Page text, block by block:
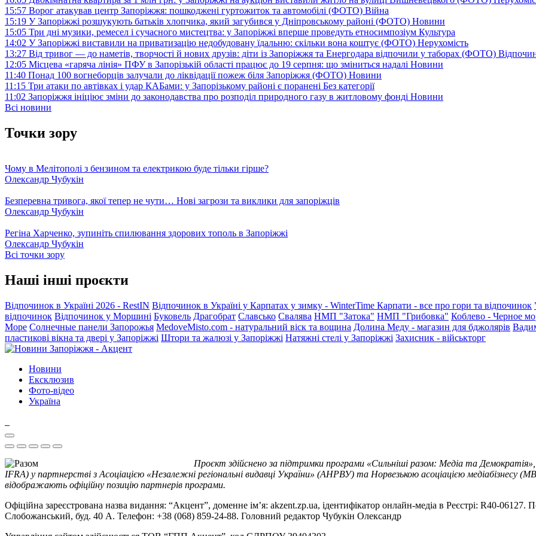
15:57 Ворог атакував центр Запоріжжя: пошкоджені гуртожиток та автомобілі (ФОТО) Війна
15:19 У Запоріжжі розшукують батьків хлопчика, який загубився у Дніпровському районі (ФОТО) Новини
15:05 Три дні музики, ремесел і сучасного мистецтва: у Запоріжжі вперше проведуть етносимпозіум Культура
14:02 У Запоріжжі виставили на приватизацію недобудовану їдальню: скільки вона коштує (ФОТО) Нерухомість
13:27 Від тривог — до наметів, творчості й нових друзів: діти із Запоріжжя та Енергодара відпочили у таборах (ФОТО)
12:05 Місцева «гаряча лінія» ПФУ в Запорізькій області працює до 19 серпня: що зміниться надалі Новини
11:40 Понад 100 вогнеборців залучали до ліквідації пожеж біля Запоріжжя (ФОТО) Новини
11:15 Три атаки по автівках і удар КАБами: у Запорізькому районі є поранені Без категорії
11:02 Запоріжжя ініціює зміни до законодавства про розподіл природного газу в житловому фонді Новини
Всі новини
Точки зору
Чому в Мелітополі з бензином та електрикою буде тільки гірше?
Олександр Чубукін
Безперевна тривога, якої тепер не чути… Нові загрози та виклики для запоріжців
Олександр Чубукін
Регіна Харченко, зупиніть спилювання здорових тополь в Запоріжжі
Олександр Чубукін
Всі точки зору
Наші інші проєкти
Відпочинок в Україні 2026 - RestIN Відпочинок в Україні у Карпатах у зимку - WinterTime Карпати - все про гори та відпочинок
відпочинок Відпочинок у Моршині Буковель Драгобрат Славсько Свалява НМП "Затока" НМП "Грибовка" Коблево - Черное
Море Солнечные панели Запорожья MedoveMisto.com - натуральний віск та вощина Долина Меду - магазин для бджолярів
пластикові вікна та двері у Запоріжжі Штори та жалюзі у Запоріжжі Натяжні стелі у Запоріжжі Захисник - військторг
Новини
Ексклюзив
Фото-відео
Україна
Проєкт здійснено за підтримки програми «Сильніші разом: Медіа та
IFRA) у партнерстві з Асоціацією «Незалежні регіональні видавці України» (АНРВУ) та Норвезькою асоціацією медіабізнесу
відображають офіційну позицію партнерів програми.
Офіційна зареєстрована назва видання: “Акцент”, доменне ім’я: akzent.zp.ua, ідентифікатор онлайн-медіа в Реєстрі: R40-
Слобожанський, буд. 40 А. Телефон: +38 (068) 859-24-88. Головний редактор Чубукін Олександр